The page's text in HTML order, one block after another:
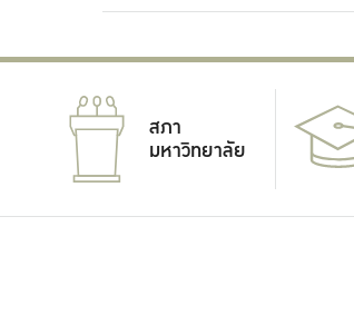
สภา
มหาวิทยาลัย